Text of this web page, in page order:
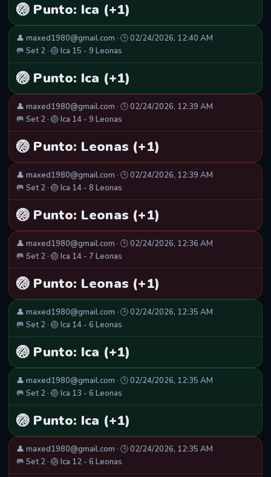
🏐 Punto: Ica (+1)
👤 maxed1980@gmail.com · 🕒 02/24/2026, 12:40 AM
🥅 Set 2 · 🏐 Ica 15 - 9 Leonas
🏐 Punto: Ica (+1)
👤 maxed1980@gmail.com · 🕒 02/24/2026, 12:39 AM
🥅 Set 2 · 🏐 Ica 14 - 9 Leonas
🏐 Punto: Leonas (+1)
👤 maxed1980@gmail.com · 🕒 02/24/2026, 12:39 AM
🥅 Set 2 · 🏐 Ica 14 - 8 Leonas
🏐 Punto: Leonas (+1)
👤 maxed1980@gmail.com · 🕒 02/24/2026, 12:36 AM
🥅 Set 2 · 🏐 Ica 14 - 7 Leonas
🏐 Punto: Leonas (+1)
👤 maxed1980@gmail.com · 🕒 02/24/2026, 12:35 AM
🥅 Set 2 · 🏐 Ica 14 - 6 Leonas
🏐 Punto: Ica (+1)
👤 maxed1980@gmail.com · 🕒 02/24/2026, 12:35 AM
🥅 Set 2 · 🏐 Ica 13 - 6 Leonas
🏐 Punto: Ica (+1)
👤 maxed1980@gmail.com · 🕒 02/24/2026, 12:35 AM
🥅 Set 2 · 🏐 Ica 12 - 6 Leonas